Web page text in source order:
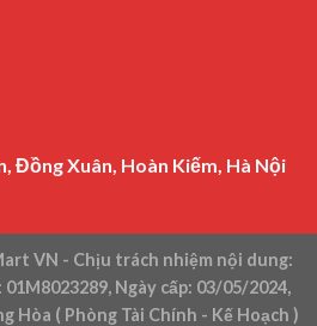
Đồng Xuân, Hoàn Kiếm, Hà Nội
VN - Chịu trách nhiệm nội dung:
Ngày cấp: 03/05/2024,
Hòa ( Phòng Tài Chính - Kế Hoạch )